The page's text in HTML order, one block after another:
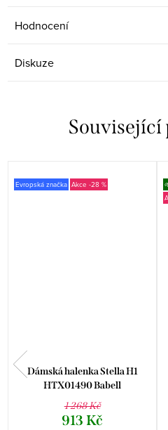
Hodnocení
Diskuze
Evropská značka -28 %
Dámská halenka Stella H1
HTX01490 Babell
1 268 Kč
913 Kč